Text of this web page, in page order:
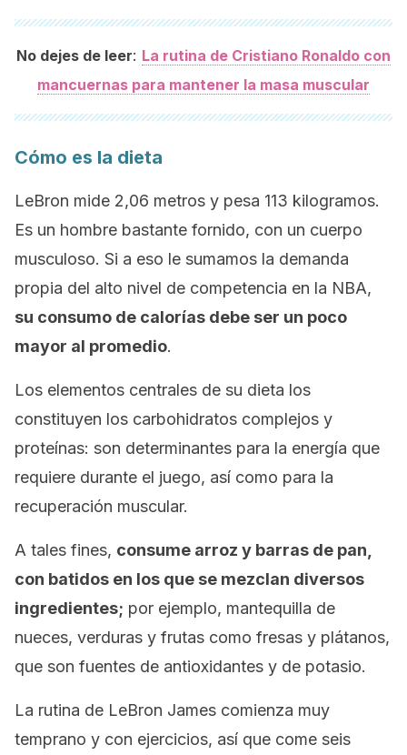
No dejes de leer: La rutina de Cristiano Ronaldo con
mancuernas para mantener la masa muscular
Cómo es la dieta
LeBron mide 2,06 metros y pesa 113 kilogramos.
Es un hombre bastante fornido, con un cuerpo
musculoso. Si a eso le sumamos la demanda
propia del alto nivel de competencia en la NBA,
su consumo de calorías debe ser un poco
mayor al promedio.
Los elementos centrales de su dieta los
constituyen los carbohidratos complejos y
proteínas: son determinantes para la energía que
requiere durante el juego, así como para la
recuperación muscular.
A tales fines, consume arroz y barras de pan,
con batidos en los que se mezclan diversos
ingredientes; por ejemplo, mantequilla de
nueces, verduras y frutas como fresas y plátanos,
que son fuentes de antioxidantes y de potasio.
La rutina de LeBron James comienza muy
temprano y con ejercicios, así que come seis